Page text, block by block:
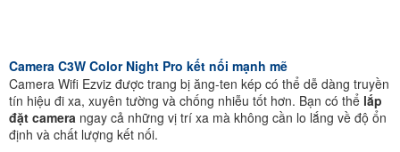
Camera C3W Color Night Pro kết nối mạnh mẽ
Camera Wifi Ezviz được trang bị ăng-ten kép có thể dễ dàng truyền
tín hiệu đi xa, xuyên tường và chống nhiễu tốt hơn. Bạn có thể lắp
đặt camera ngay cả những vị trí xa mà không cần lo lắng về độ ổn
định và chất lượng kết nối.